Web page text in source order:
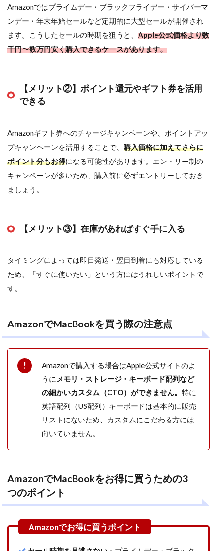
式をお得
に利用
楽天
リー
2.2
楽
天リーベ
MacBook
順
2.3
天リーベ
つのメリ
ット
楽天
リー
注意
点
MacBook
をお得に
買う方法
を比較｜
Amazon
vs 楽天リ
ーベイツ
どちらが
おすす
Amazon
がおす
すめな
人
3.2
楽天
Amazonではプライムデー・ブラックフライデー・サイバーマ
ンデー・年末年始セールなど定期的に大型セールが開催され
ます。こうしたセールの時期を狙うと、 Apple公式価格より数
千円〜数万円安く購入できるケースがあります。
【メリット②】ポイント還元やギフト券を活用
できる
Amazonギフト券へのチャージキャンペーンや、ポイントアッ
プキャンペーンを活用することで、 購入価格に加えてさらに
ポイント分もお得になる可能性があります。エントリー制の
キャンペーンが多いため、購入前に必ずエントリーしておき
ましょう。
【メリット③】在庫があればすぐ手に入る
タイミングによっては即日発送・翌日到着にも対応している
ため、「すぐに使いたい」という方にはうれしいポイントで
す。
AmazonでMacBookを買う際の注意点
Amazonで購入する場合はApple公式サイトのよ
うに メモリ・ストレージ・キーボード配列など
の細かいカスタム（CTO）ができません。 特に
英語配列（US配列）キーボードは基本的に販売
リストにないため、カスタムにこだわる方には
向いていません。
AmazonでMacBookをお得に買うための3
つのポイント